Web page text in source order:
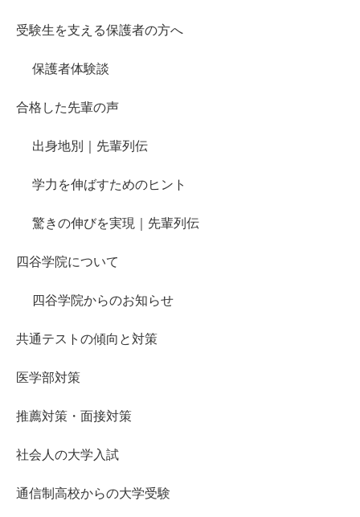
受験生を支える保護者の方へ
保護者体験談
合格した先輩の声
出身地別｜先輩列伝
学力を伸ばすためのヒント
驚きの伸びを実現｜先輩列伝
四谷学院について
四谷学院からのお知らせ
共通テストの傾向と対策
医学部対策
推薦対策・面接対策
社会人の大学入試
通信制高校からの大学受験